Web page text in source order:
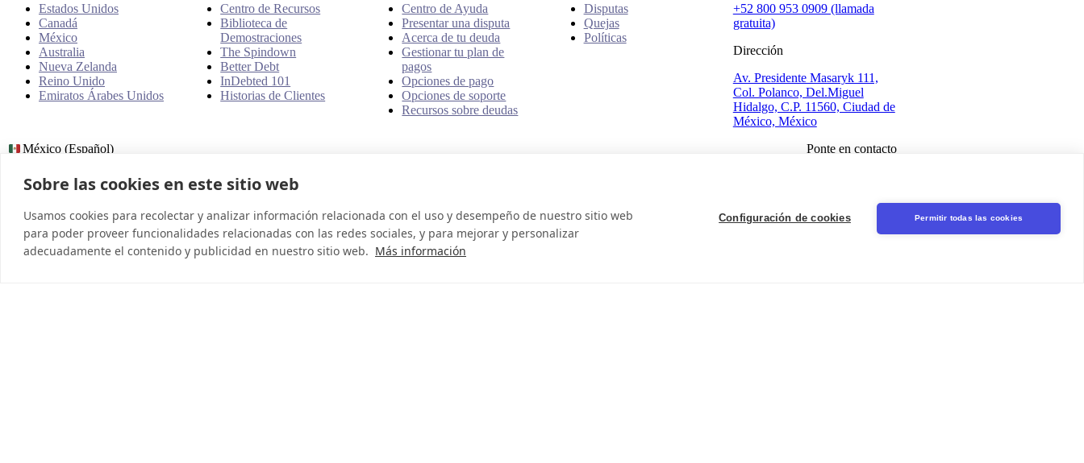
Estados Unidos
Canadá
México
Australia
Nueva Zelanda
Reino Unido
Emiratos Árabes Unidos
Centro de Recursos
Biblioteca de
Demostraciones
The Spindown
Better Debt
InDebted 101
Historias de Clientes
Centro de Ayuda
Presentar una disputa
Acerca de tu deuda
Gestionar tu plan de
pagos
Opciones de pago
Opciones de soporte
Recursos sobre deudas
Disputas
Quejas
Políticas
+52 800 953 0909 (llamada
gratuita)
Dirección
Av. Presidente Masaryk 111,
Col. Polanco, Del.Miguel
Hidalgo, C.P. 11560, Ciudad de
México, México
México (Español)
Ponte en contacto
© 2026 InDebted Holdings Pty Ltd
Sobre las cookies en este sitio web
Usamos cookies para recolectar y analizar información relacionada con el uso y desempeño de nuestro sitio web
para poder proveer funcionalidades relacionadas con las redes sociales, y para mejorar y personalizar
adecuadamente el contenido y publicidad en nuestro sitio web. Más información
Configuración de cookies Permitir todas las cookies